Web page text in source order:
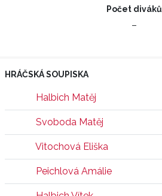
Počet diváků
–
HRÁČSKÁ SOUPISKA
Halbich Matěj
Svoboda Matěj
Vitochová Eliška
Peichlová Amálie